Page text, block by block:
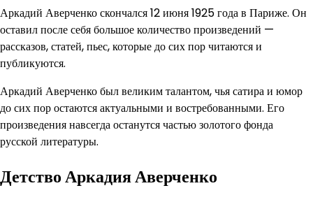
Аркадий Аверченко скончался 12 июня 1925 года в Париже. Он
оставил после себя большое количество произведений —
рассказов, статей, пьес, которые до сих пор читаются и
публикуются.
Аркадий Аверченко был великим талантом, чья сатира и юмор
до сих пор остаются актуальными и востребованными. Его
произведения навсегда останутся частью золотого фонда
русской литературы.
Детство Аркадия Аверченко